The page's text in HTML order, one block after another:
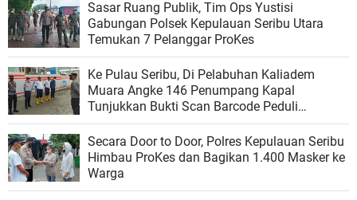
Sasar Ruang Publik, Tim Ops Yustisi
Gabungan Polsek Kepulauan Seribu Utara
Temukan 7 Pelanggar ProKes
Ke Pulau Seribu, Di Pelabuhan Kaliadem
Muara Angke 146 Penumpang Kapal
Tunjukkan Bukti Scan Barcode Peduli
Lindungi
Secara Door to Door, Polres Kepulauan Seribu
Himbau ProKes dan Bagikan 1.400 Masker ke
Warga